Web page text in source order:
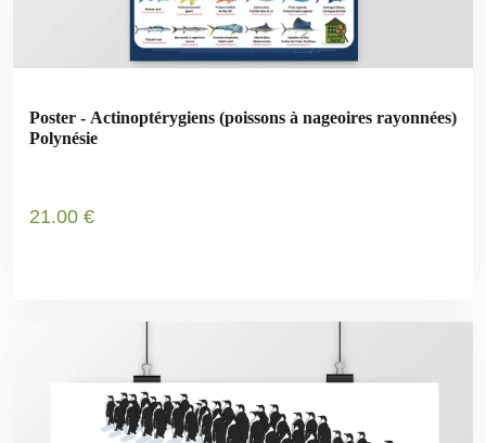
Poster - Actinoptérygiens (poissons à nageoires rayonnées)
Polynésie
21.00 €